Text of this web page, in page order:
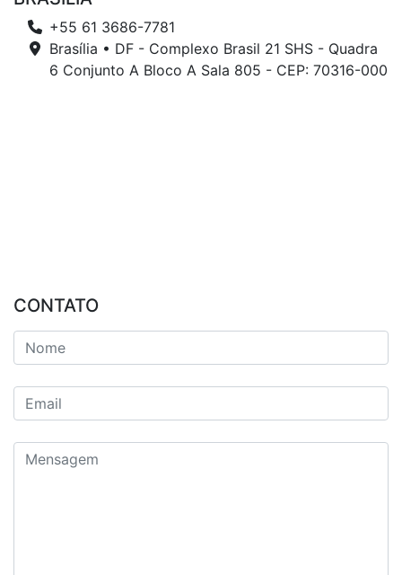
+55 61 3686-7781
Brasília • DF - Complexo Brasil 21 SHS - Quadra
6 Conjunto A Bloco A Sala 805 - CEP: 70316-000
CONTATO